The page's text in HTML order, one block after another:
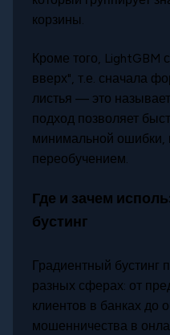
корзины.
Кроме того, LightGBM
вверх", т.е. сначала
листья — это
подход позволяет
минимальной ошибки,
переобучением.
Где и зачем
бустинг
Градиентный бустинг
разных сферах: от
клиентов в банках до
мошенничества в